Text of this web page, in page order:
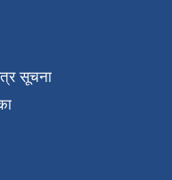
सूचना